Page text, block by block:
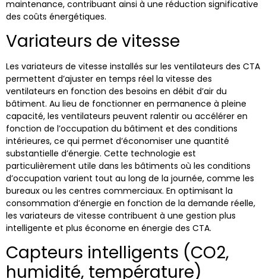
maintenance, contribuant ainsi à une réduction significative
des coûts énergétiques.
Variateurs de vitesse
Les variateurs de vitesse installés sur les ventilateurs des CTA
permettent d’ajuster en temps réel la vitesse des
ventilateurs en fonction des besoins en débit d’air du
bâtiment. Au lieu de fonctionner en permanence à pleine
capacité, les ventilateurs peuvent ralentir ou accélérer en
fonction de l’occupation du bâtiment et des conditions
intérieures, ce qui permet d’économiser une quantité
substantielle d’énergie. Cette technologie est
particulièrement utile dans les bâtiments où les conditions
d’occupation varient tout au long de la journée, comme les
bureaux ou les centres commerciaux. En optimisant la
consommation d’énergie en fonction de la demande réelle,
les variateurs de vitesse contribuent à une gestion plus
intelligente et plus économe en énergie des CTA.
Capteurs intelligents (CO2,
humidité, température)